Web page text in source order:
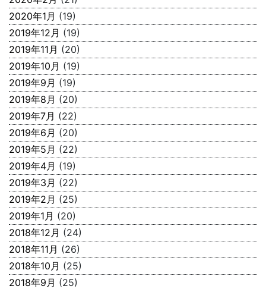
2020年1月 (19)
2019年12月 (19)
2019年11月 (20)
2019年10月 (19)
2019年9月 (19)
2019年8月 (20)
2019年7月 (22)
2019年6月 (20)
2019年5月 (22)
2019年4月 (19)
2019年3月 (22)
2019年2月 (25)
2019年1月 (20)
2018年12月 (24)
2018年11月 (26)
2018年10月 (25)
2018年9月 (25)